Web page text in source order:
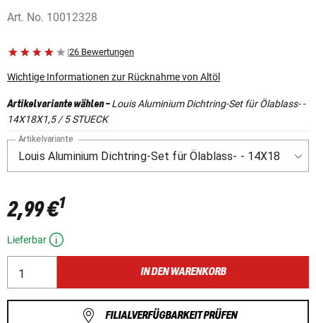
Art. No. 10012328
|26 Bewertungen
Wichtige Informationen zur Rücknahme von Altöl
Artikelvariante wählen-Louis Aluminium Dichtring-Set für Ölablass- -
14X18X1,5 / 5 STUECK
Artikelvariante
2,99 €1
Lieferbar
IN DEN WARENKORB
FILIALVERFÜGBARKEIT PRÜFEN